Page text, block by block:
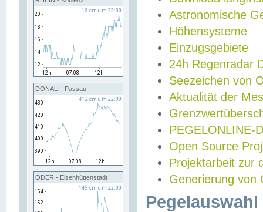
DONAU - Passau
ODER - Eisenhüttenstadt
Astronomische
Höhensysteme
Einzugsgebiete
24h Regenradar
Seezeichen von
Aktualität der
PEGELONLINE-
Open Source
Projektarbeit zur
Generierung von